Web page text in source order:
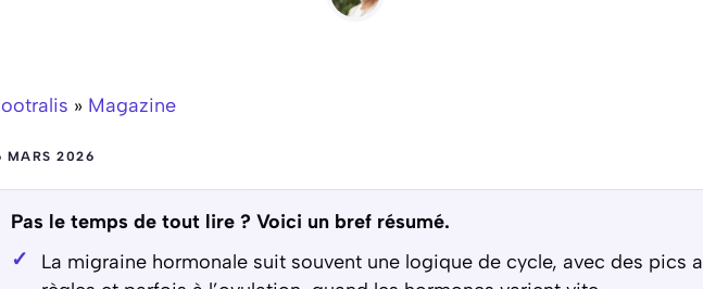
» Magazine
MARS 2026
Pas le temps de tout lire ? Voici un bref résumé.
La migraine hormonale suit souvent une logique de cycle, avec des pics